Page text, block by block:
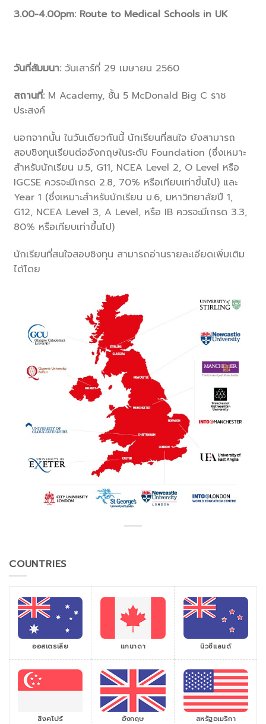
3.00-4.00pm: Route to Medical Schools in UK
วันที่สัมมนา:วันเสาร์ที่ 29 เมษายน 2560
สถานที่:M Academy, ชั้น 5 McDonald Big C ราช
ประสงค์
นอกจากนั้น ในวันเดียวกันนี้ นักเรียนที่สนใจ ยังสามารถ
สอบชิงทุนเรียนต่ออังกฤษในระดับ Foundation (ซึ่งเหมาะ
สำหรับนักเรียน ม.5, G11, NCEA Level 2, O Level หรือ
IGCSE ควรจะมีเกรด 2.8, 70% หรือเทียบเท่าขึ้นไป) และ
Year 1 (ซึ่งเหมาะสำหรับนักเรียน ม.6, มหาวิทยาลัยปี 1,
G12, NCEA Level 3, A Level, หรือ IB ควรจะมีเกรด 3.3,
80% หรือเทียบเท่าขึ้นไป)
นักเรียนที่สนใจสอบชิงทุน สามารถอ่านรายละเอียดเพิ่มเติม
ได้โดย
COUNTRIES
ออสเตรเลีย แคนาดา นิวซีแลนด์
สิงคโปร์ อังกฤษ สหรัฐอเมริกา